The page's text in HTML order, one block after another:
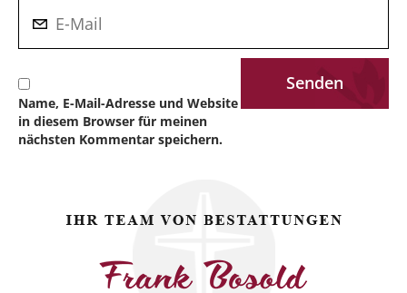
Name, E-Mail-Adresse und Website
in diesem Browser für meinen
nächsten Kommentar speichern.